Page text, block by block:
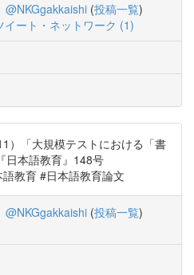
@NKGgakkaishi (投稿一覧)
イート・ネットワーク (1)
）「大規模テストにおける「書
日本語教育』148号
教育 #日本語教育論文
@NKGgakkaishi (投稿一覧)